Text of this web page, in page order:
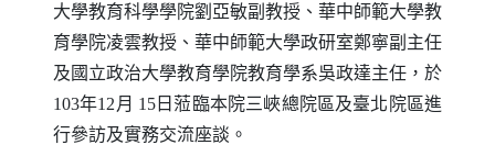
大學教育科學學院劉亞敏副教授、華中師範大學教
育學院凌雲教授、華中師範大學政研室鄭寧副主任
及國立政治大學教育學院教育學系吳政達主任，於
103年12 月 15日蒞臨本院三峽總院區及臺北院區進
行參訪及實務交流座談。